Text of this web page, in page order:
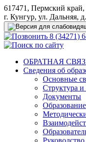
617471, Пермский край,
г. Кунгур, ул. Дальняя,
8 (34271)
ОБРАТНАЯ
Сведения об
Основные
Структура и
Документы
Образование
Руководство